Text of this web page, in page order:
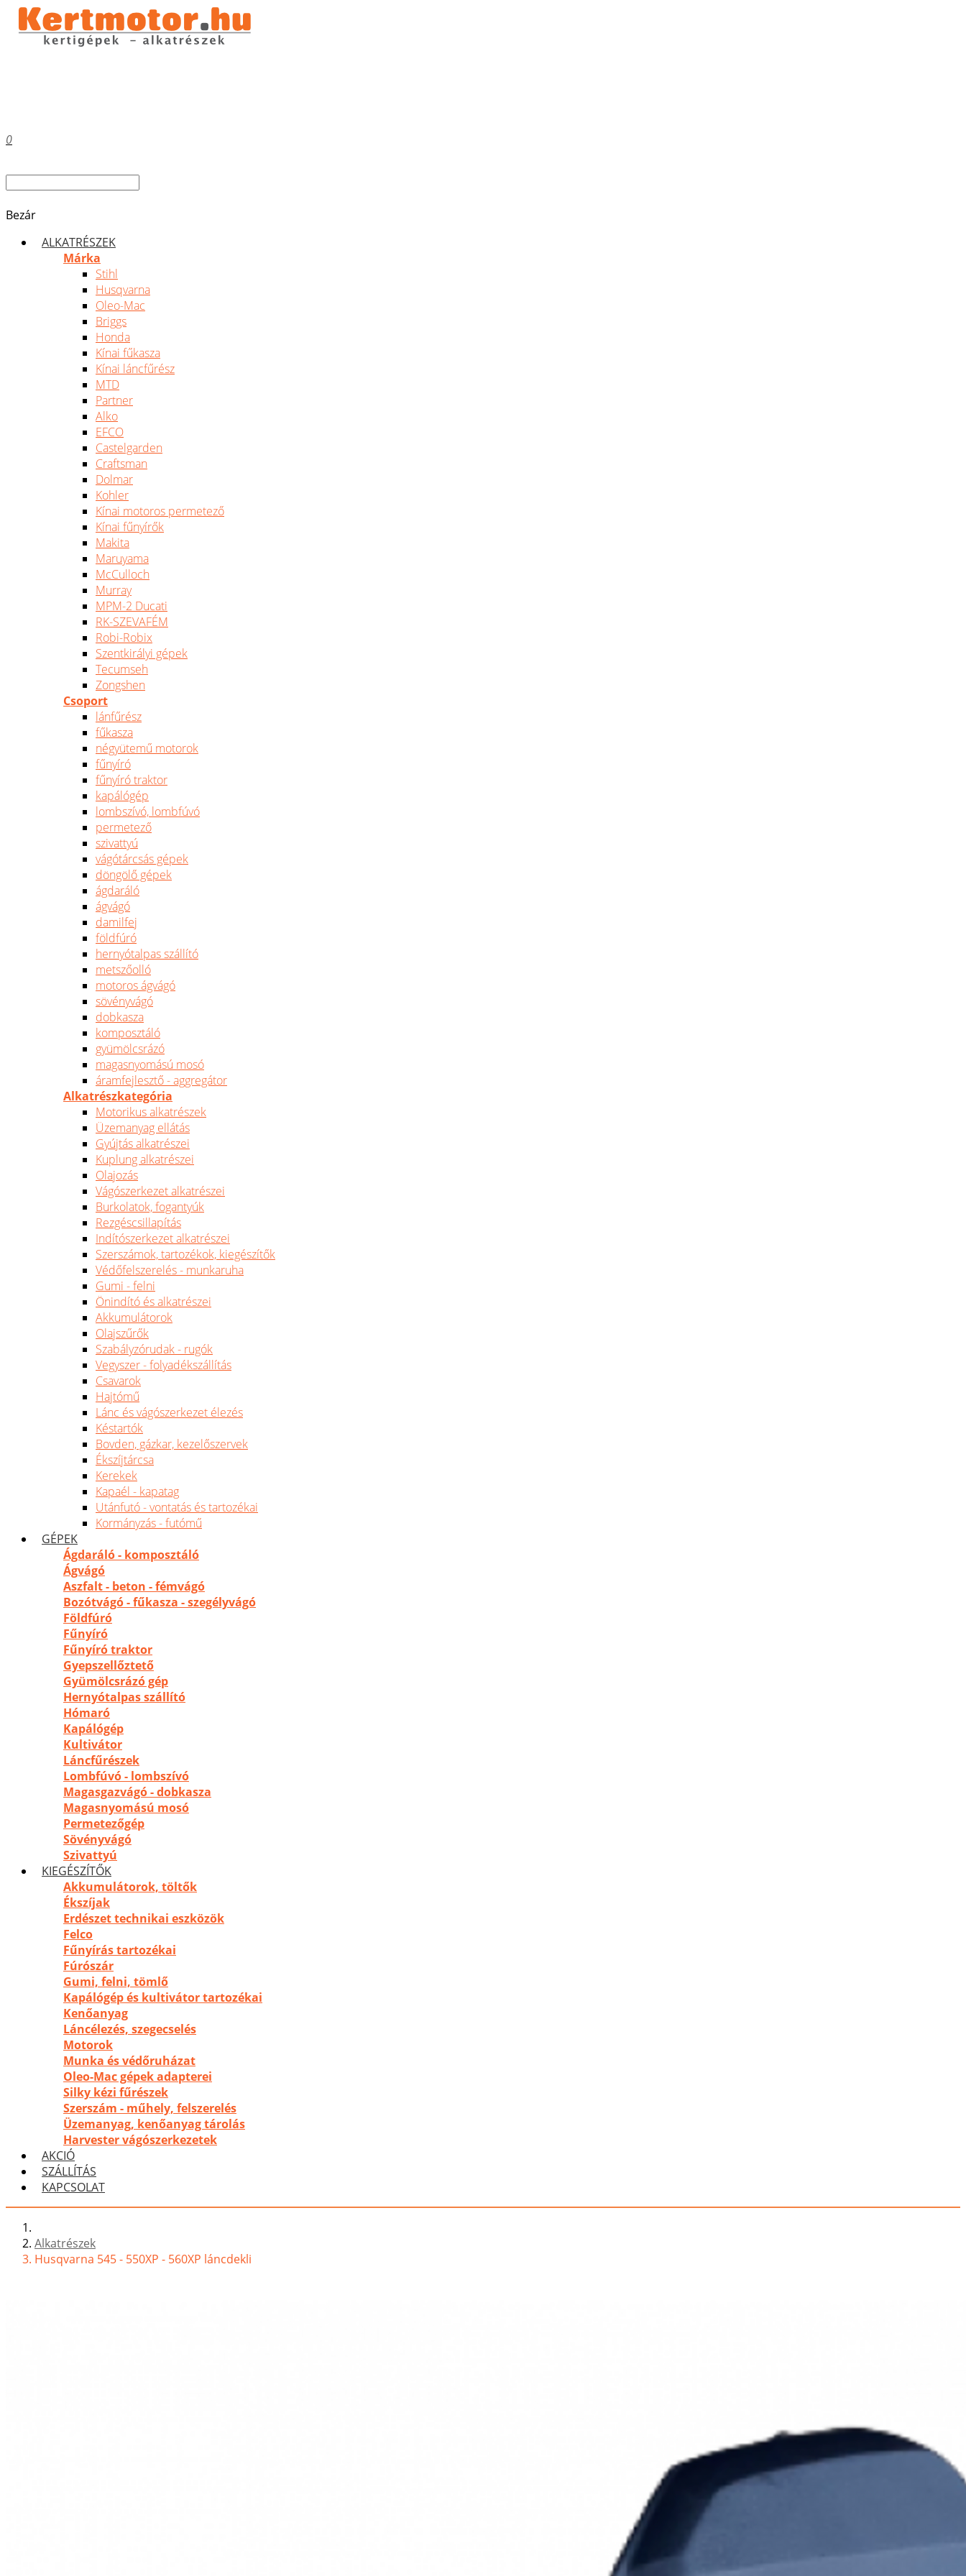
0
Bezár
ALKATRÉSZEK
Márka
Stihl
Husqvarna
Oleo-Mac
Briggs
Honda
Kínai fűkasza
Kínai láncfűrész
MTD
Partner
Alko
EFCO
Castelgarden
Craftsman
Dolmar
Kohler
Kínai motoros permetező
Kínai fűnyírők
Makita
Maruyama
McCulloch
Murray
MPM-2 Ducati
RK-SZEVAFÉM
Robi-Robix
Szentkirályi gépek
Tecumseh
Zongshen
Csoport
lánfűrész
fűkasza
négyütemű motorok
fűnyíró
fűnyíró traktor
kapálógép
lombszívó, lombfúvó
permetező
szivattyú
vágótárcsás gépek
döngölő gépek
ágdaráló
ágvágó
damilfej
földfúró
hernyótalpas szállító
metszőolló
motoros ágvágó
sövényvágó
dobkasza
komposztáló
gyümölcsrázó
magasnyomású mosó
áramfejlesztő - aggregátor
Alkatrészkategória
Motorikus alkatrészek
Üzemanyag ellátás
Gyújtás alkatrészei
Kuplung alkatrészei
Olajozás
Vágószerkezet alkatrészei
Burkolatok, fogantyúk
Rezgéscsillapítás
Indítószerkezet alkatrészei
Szerszámok, tartozékok, kiegészítők
Védőfelszerelés - munkaruha
Gumi - felni
Önindító és alkatrészei
Akkumulátorok
Olajszűrők
Szabályzórudak - rugók
Vegyszer - folyadékszállítás
Csavarok
Hajtómű
Lánc és vágószerkezet élezés
Késtartók
Bovden, gázkar, kezelőszervek
Ékszíjtárcsa
Kerekek
Kapaél - kapatag
Utánfutó - vontatás és tartozékai
Kormányzás - futómű
GÉPEK
Ágdaráló - komposztáló
Ágvágó
Aszfalt - beton - fémvágó
Bozótvágó - fűkasza - szegélyvágó
Földfúró
Fűnyíró
Fűnyíró traktor
Gyepszellőztető
Gyümölcsrázó gép
Hernyótalpas szállító
Hómaró
Kapálógép
Kultivátor
Láncfűrészek
Lombfúvó - lombszívó
Magasgazvágó - dobkasza
Magasnyomású mosó
Permetezőgép
Sövényvágó
Szivattyú
KIEGÉSZÍTŐK
Akkumulátorok, töltők
Ékszíjak
Erdészet technikai eszközök
Felco
Fűnyírás tartozékai
Fúrószár
Gumi, felni, tömlő
Kapálógép és kultivátor tartozékai
Kenőanyag
Láncélezés, szegecselés
Motorok
Munka és védőruházat
Oleo-Mac gépek adapterei
Silky kézi fűrészek
Szerszám - műhely, felszerelés
Üzemanyag, kenőanyag tárolás
Harvester vágószerkezetek
AKCIÓ
SZÁLLÍTÁS
KAPCSOLAT
Alkatrészek
Husqvarna 545 - 550XP - 560XP láncdekli